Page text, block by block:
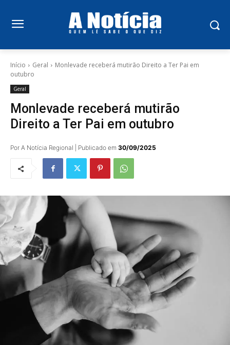
Início Geral
Monlevade receberá mutirão Direito a Ter Pai em
outubro
Geral
Monlevade receberá mutirão
Direito a Ter Pai em outubro
Por A Notícia Regional | Publicado em 30/09/2025